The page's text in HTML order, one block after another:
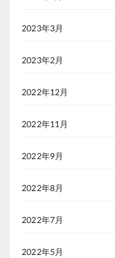
2023年3月
2023年2月
2022年12月
2022年11月
2022年9月
2022年8月
2022年7月
2022年5月